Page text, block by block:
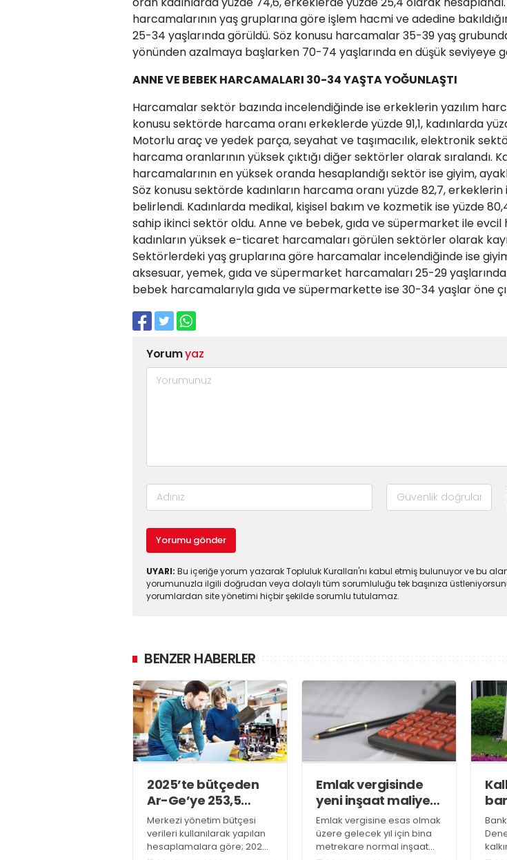
harcamalarının yaş gruplarına göre işlem hacmi ve adedine
25-34 yaşlarında görüldü. Söz konusu harcamalar 35-39 yaş
yönünden azalmaya başlarken 70-74 yaşlarında en düşük seviyeye
ANNE VE BEBEK HARCAMALARI 30-34 YAŞTA YOĞUNLAŞTI
Harcamalar sektör bazında incelendiğinde ise erkeklerin yazılım
konusu sektörde harcama oranı erkeklerde yüzde 91,1, kadınlarda
Motorlu araç ve yedek parça, seyahat ve taşımacılık, elektronik
harcama oranlarının yüksek çıktığı diğer sektörler olarak sıralandı.
harcamalarının en yüksek oranda hesaplandığı sektör ise giyim,
Söz konusu sektörde kadınların harcama oranı yüzde 82,7, erkeklerin
belirlendi. Kadınlarda medikal, kişisel bakım ve kozmetik ise yüzde
sahip ikinci sektör oldu. Anne ve bebek, gıda ve süpermarket ile
kadınların yüksek e-ticaret harcamaları görülen sektörler olarak
Sektörlerdeki yaş gruplarına göre harcamalar incelendiğinde ise
aksesuar, yemek, gıda ve süpermarket harcamaları 25-29
bebek harcamalarıyla gıda ve süpermarkette ise 30-34 yaşlar öne
Yorumyaz
Yorumu gönder
UYARI: Bu içeriğe yorum yazarak Topluluk Kuralları'nı kabul etmiş bulunuyor ve bu
yorumunuzla ilgili doğrudan veya dolaylı tüm sorumluluğu tek başınıza
yorumlardan site yönetimi hiçbir şekilde sorumlu tutulamaz.
BENZER HABERLER
2025’te bütçeden
Ar-Ge’ye 253,5
milyar lira harcandı
Merkezi yönetim bütçesi
verileri kullanılarak yapılan
hesaplamalara göre; 2025
Emlak vergisinde
yeni inşaat maliyet
bedelleri belirlendi
Emlak vergisine esas olmak
üzere gelecek yıl için bina
metrekare normal inşaat